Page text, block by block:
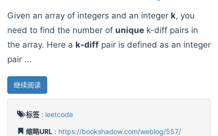
Given an array of integers and an integer k, you
need to find the number of unique k-diff pairs in
the array. Here a k-diff pair is defined as an integer
pair ...
继续阅读
标签 : leetcode
缩略URL : https://bookshadow.com/weblog/557/